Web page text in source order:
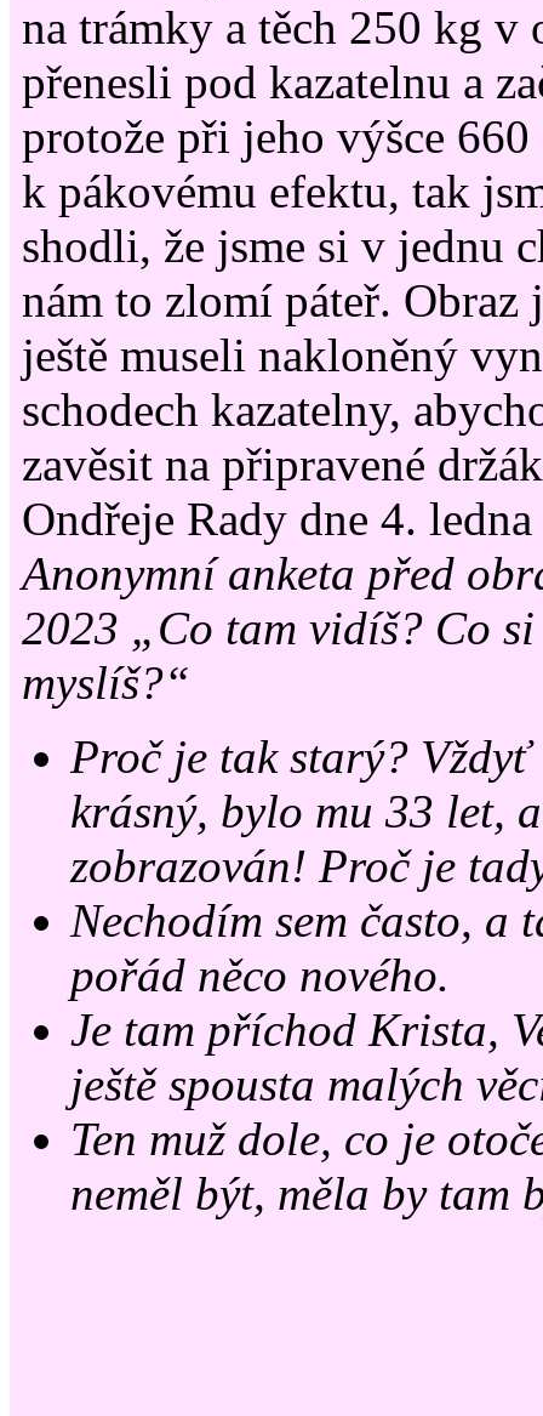
na trámky a těch 250 kg v
přenesli pod kazatelnu a
protože při jeho výšce 660
k pákovému efektu, tak
shodli, že jsme si v jednu
nám to zlomí páteř. Obraz
ještě museli nakloněný
schodech kazatelny,
zavěsit na připravené
Ondřeje Rady dne 4.
Anonymní anketa před
2023 „Co tam vidíš? Co
myslíš?“
Proč je tak starý?
krásný, bylo mu 33 let,
zobrazován! Proč je
Nechodím sem často, a
pořád něco nového.
Je tam příchod Krista,
ještě spousta malých
Ten muž dole, co je
neměl být, měla by tam